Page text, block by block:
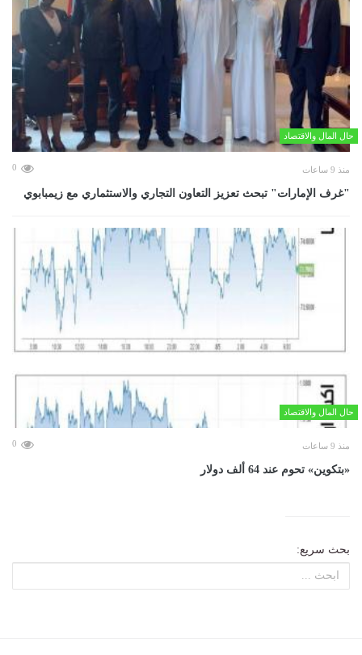
حال المال والاقتصاد
منذ 9 ساعات 0
"غرف الإمارات" تبحث تعزيز التعاون التجاري والاستثماري مع زيمبابوي
حال المال والاقتصاد
منذ 9 ساعات 0
«بتكوين» تحوم عند 64 ألف دولار
بحث سريع: